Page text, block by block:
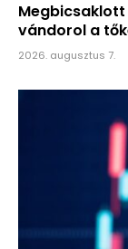
Megbicsaklott
vándorol a
2026. augusztus 7.